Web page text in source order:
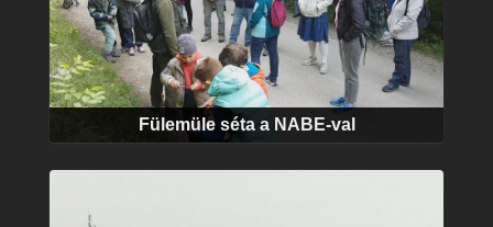
Fülemüle séta a NABE-val